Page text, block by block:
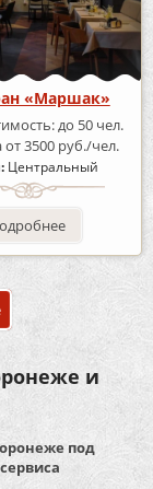
«Маршак»
до 50 чел.
от 3500 руб./чел.
Центральный
и
под